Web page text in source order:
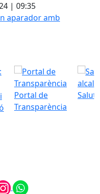
| 09:35
amb potència”
Portal de
Transparència